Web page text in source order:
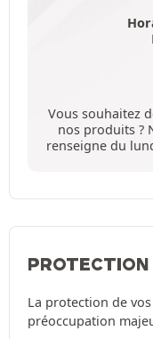
Vous souhaitez
nos produits ?
renseigne du
PROTECTION
La protection de
préoccupation